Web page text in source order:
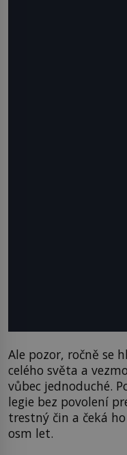
Ale pozor, ročně se
celého světa a
vůbec jednoduché.
legie bez povolení
trestný čin a čeká
osm let.